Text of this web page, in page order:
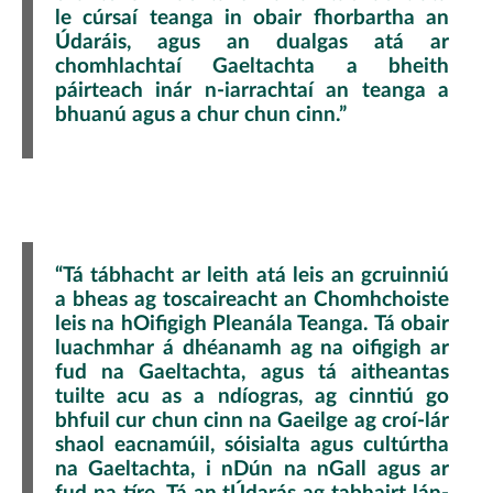
le cúrsaí teanga in obair fhorbartha an
Údaráis, agus an dualgas atá ar
chomhlachtaí Gaeltachta a bheith
páirteach inár n-iarrachtaí an teanga a
bhuanú agus a chur chun cinn.”
“Tá tábhacht ar leith atá leis an gcruinniú
a bheas ag toscaireacht an Chomhchoiste
leis na hOifigigh Pleanála Teanga. Tá obair
luachmhar á dhéanamh ag na oifigigh ar
fud na Gaeltachta, agus tá aitheantas
tuilte acu as a ndíogras, ag cinntiú go
bhfuil cur chun cinn na Gaeilge ag croí-lár
shaol eacnamúil, sóisialta agus cultúrtha
na Gaeltachta, i nDún na nGall agus ar